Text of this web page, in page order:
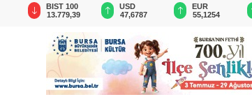
BIST 100
13.779,39
USD
47,6787
EUR
55,1254